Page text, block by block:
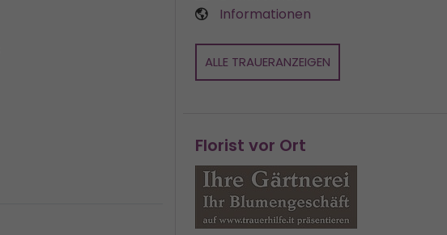
Informationen
ALLE TRAUERANZEIGEN
Florist vor Ort